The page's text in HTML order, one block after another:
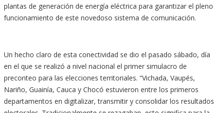
plantas de generación de energía eléctrica para garantizar el pleno
funcionamiento de este novedoso sistema de comunicación.
Un hecho claro de esta conectividad se dio el pasado sábado, día
en el que se realizó a nivel nacional el primer simulacro de
preconteo para las elecciones territoriales. “Vichada, Vaupés,
Nariño, Guainía, Cauca y Chocó estuvieron entre los primeros
departamentos en digitalizar, transmitir y consolidar los resultados